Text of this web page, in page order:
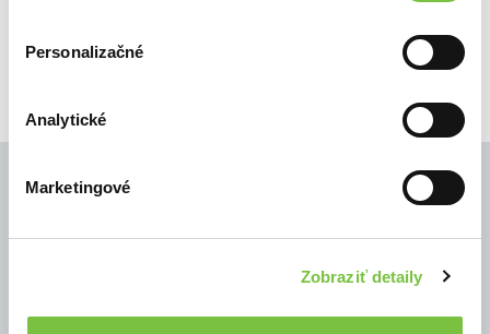
Personalizačné
Analytické
Marketingové
Zobraziť detaily